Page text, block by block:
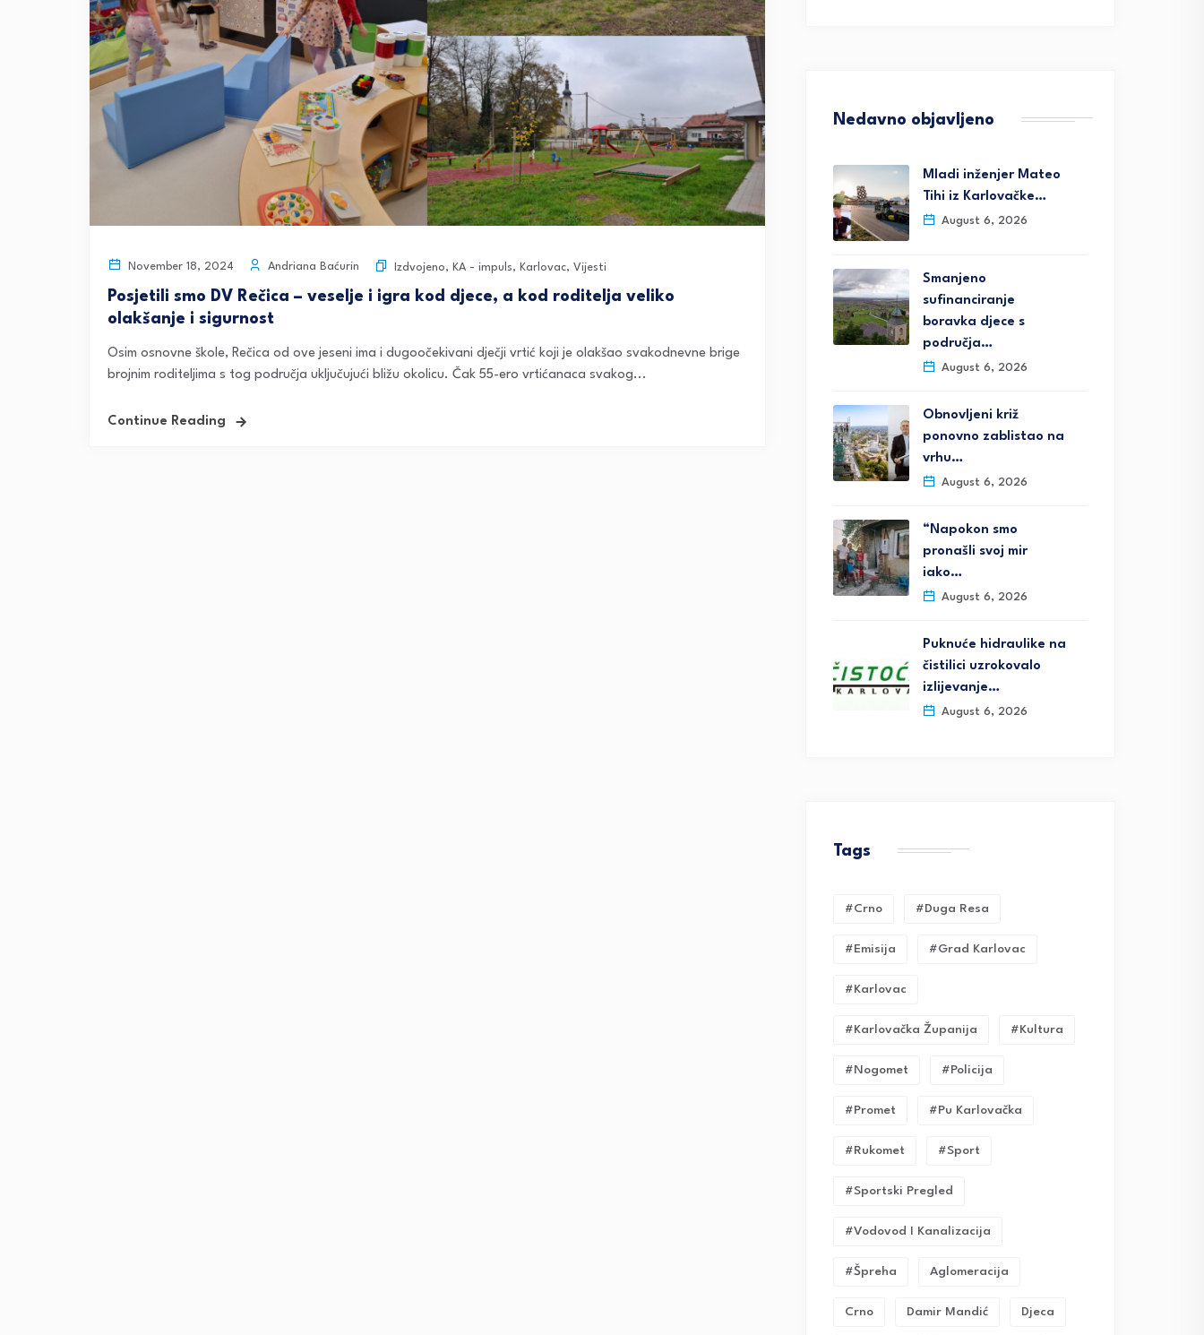
November 18, 2024 Andriana Baćurin Izdvojeno, KA - impuls, Karlovac, Vijesti
Posjetili smo DV Rečica – veselje i igra kod djece, a kod roditelja veliko
olakšanje i sigurnost
Osim osnovne škole, Rečica od ove jeseni ima i dugoočekivani dječji vrtić koji je olakšao svakodnevne brige
brojnim roditeljima s tog područja uključujući bližu okolicu. Čak 55-ero vrtićanaca svakog...
Continue Reading
Nedavno objavljeno
Mladi inženjer Mateo
Tihi iz Karlovačke…
August 6, 2026
Smanjeno
sufinanciranje
boravka djece s
područja…
August 6, 2026
Obnovljeni križ
ponovno zablistao na
vrhu…
August 6, 2026
“Napokon smo
pronašli svoj mir
iako…
August 6, 2026
Puknuće hidraulike na
čistilici uzrokovalo
izlijevanje…
August 6, 2026
Tags
#crno #duga Resa
#emisija #grad Karlovac
#karlovac
#karlovačka Županija #kultura
#nogomet #policija
#promet #pu Karlovačka
#rukomet #sport
#sportski Pregled
#vodovod I Kanalizacija
#Špreha Aglomeracija
Crno Damir Mandić Djeca